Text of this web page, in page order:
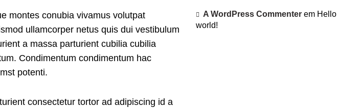
montes conubia vivamus volutpat
ullamcorper netus quis dui vestibulum
a massa parturient cubilia cubilia
Condimentum condimentum hac
potenti.
consectetur tortor ad adipiscing id a
A WordPress Commenter em Hello
world!